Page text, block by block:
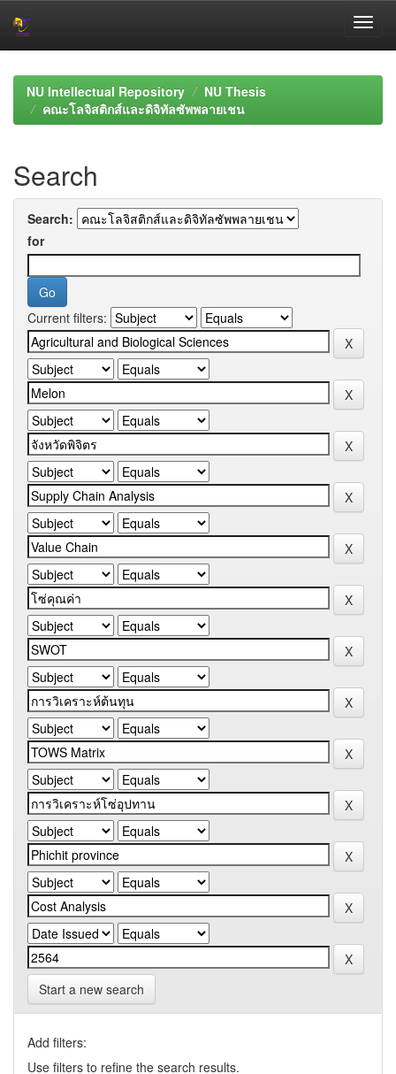
navigationNU Intellectual Repository
NU Thesis
คณะโลจิสติกส์และดิจิทัลซัพพลายเชน
Search
Search:
for
Current filters:
Start a new search
Add filters:
Use filters to refine the search results.